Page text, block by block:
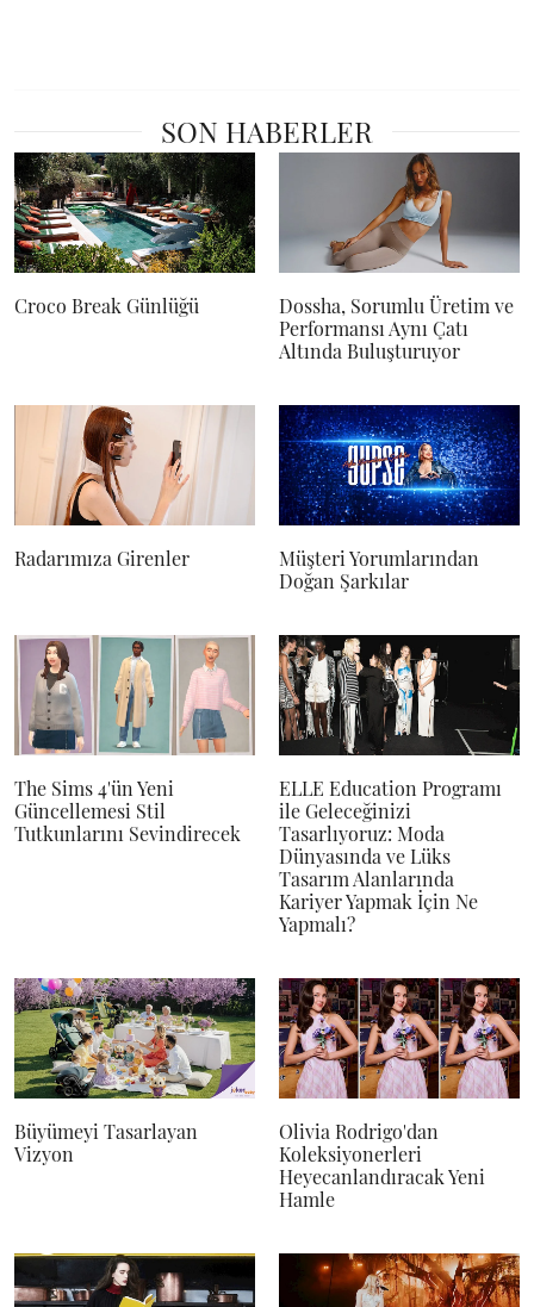
SON HABERLER
Croco Break Günlüğü
Dossha, Sorumlu Üretim ve
Performansı Aynı Çatı
Altında Buluşturuyor
Radarımıza Girenler
Müşteri Yorumlarından
Doğan Şarkılar
The Sims 4'ün Yeni
Güncellemesi Stil
Tutkunlarını Sevindirecek
ELLE Education Programı
ile Geleceğinizi
Tasarlıyoruz: Moda
Dünyasında ve Lüks
Tasarım Alanlarında
Kariyer Yapmak İçin Ne
Yapmalı?
Büyümeyi Tasarlayan
Vizyon
Olivia Rodrigo'dan
Koleksiyonerleri
Heyecanlandıracak Yeni
Hamle